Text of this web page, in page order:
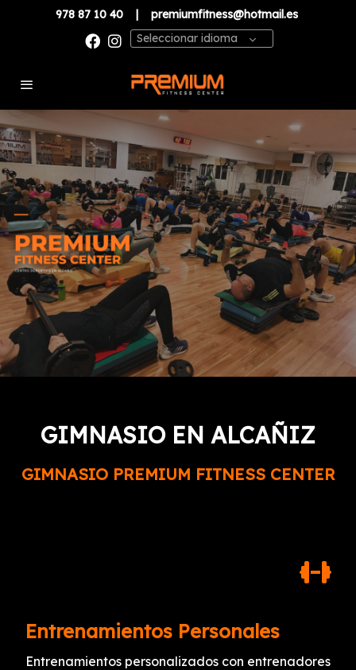
978 87 10 40 |
premiumfitness@hotmail.es
Seleccionar idioma
GIMNASIO EN ALCAÑIZ
GIMNASIO PREMIUM FITNESS CENTER
Entrenamientos Personales
Entrenamientos personalizados con entrenadores